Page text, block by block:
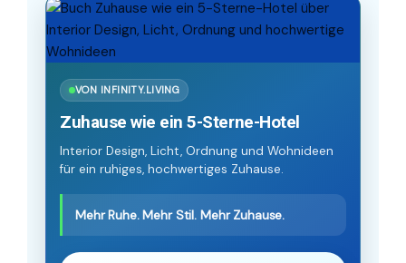
VON INFINITY.LIVING
Zuhause wie ein 5-Sterne-Hotel
Interior Design, Licht, Ordnung und Wohnideen
für ein ruhiges, hochwertiges Zuhause.
Mehr Ruhe. Mehr Stil. Mehr Zuhause.